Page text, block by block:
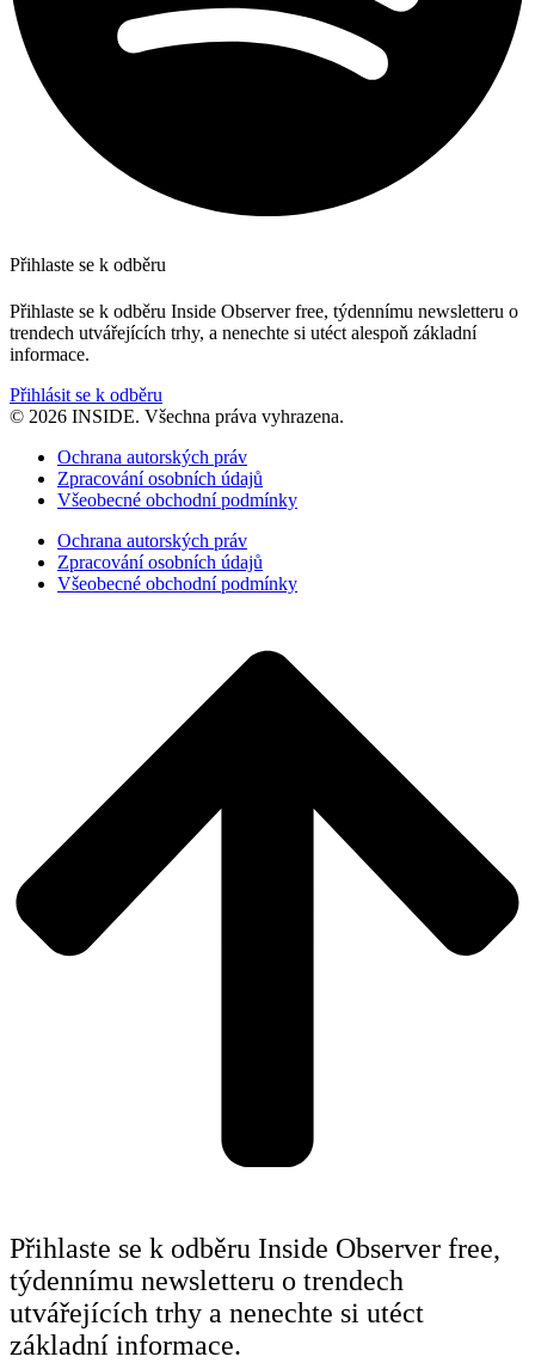
Přihlaste se k odběru
Přihlaste se k odběru Inside Observer free, týdennímu newsletteru o
trendech utvářejících trhy, a nenechte si utéct alespoň základní
informace.
Přihlásit se k odběru
© 2026 INSIDE. Všechna práva vyhrazena.
Ochrana autorských práv
Zpracování osobních údajů
Všeobecné obchodní podmínky
Ochrana autorských práv
Zpracování osobních údajů
Všeobecné obchodní podmínky
Přihlaste se k odběru Inside Observer free,
týdennímu newsletteru o trendech
utvářejících trhy a nenechte si utéct
základní informace.